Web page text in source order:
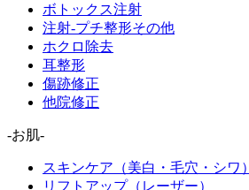
ボトックス注射
注射-プチ整形その他
ホクロ除去
耳整形
傷跡修正
他院修正
-お肌-
スキンケア（美白・毛穴・シワ）
リフトアップ（レーザー）